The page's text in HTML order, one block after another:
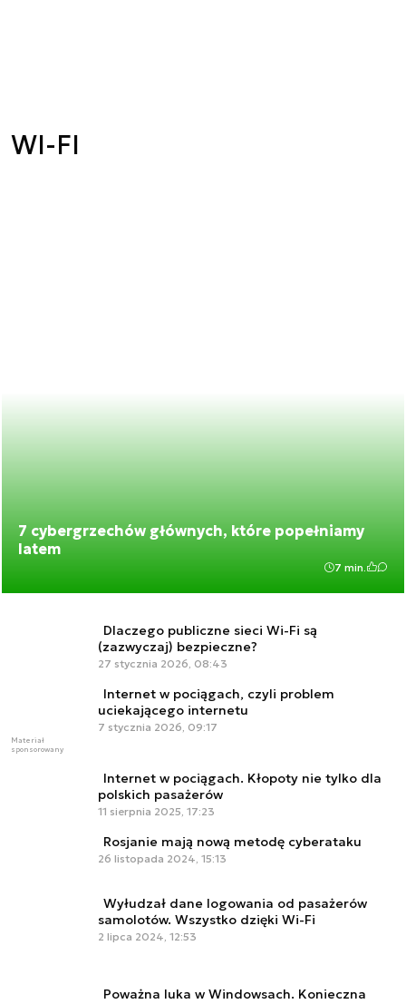
WI-FI
7 cybergrzechów głównych, które popełniamy
latem
7 min.
Dlaczego publiczne sieci Wi-Fi są
(zazwyczaj) bezpieczne?
27 stycznia 2026, 08:43
Materiał
sponsorowany
Internet w pociągach, czyli problem
uciekającego internetu
7 stycznia 2026, 09:17
Internet w pociągach. Kłopoty nie tylko dla
polskich pasażerów
11 sierpnia 2025, 17:23
Rosjanie mają nową metodę cyberataku
26 listopada 2024, 15:13
Wyłudzał dane logowania od pasażerów
samolotów. Wszystko dzięki Wi-Fi
2 lipca 2024, 12:53
Poważna luka w Windowsach. Konieczna